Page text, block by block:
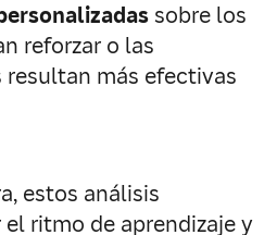
sobre los
reforzar o las
más efectivas
estos análisis
ritmo de aprendizaje y